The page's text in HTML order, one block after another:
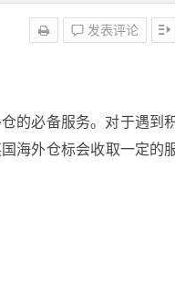
发表评论
的必备服务。对于遇到
海外仓标会收取一定的